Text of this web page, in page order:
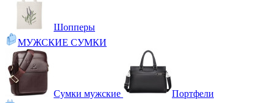
Шопперы
МУЖСКИЕ СУМКИ
Сумки мужские
Портфели